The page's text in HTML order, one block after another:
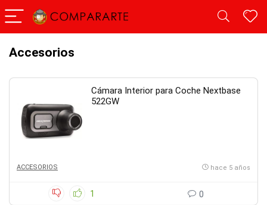
Accesorios
Cámara Interior para Coche Nextbase
522GW
ACCESORIOS hace 5 años
1 0